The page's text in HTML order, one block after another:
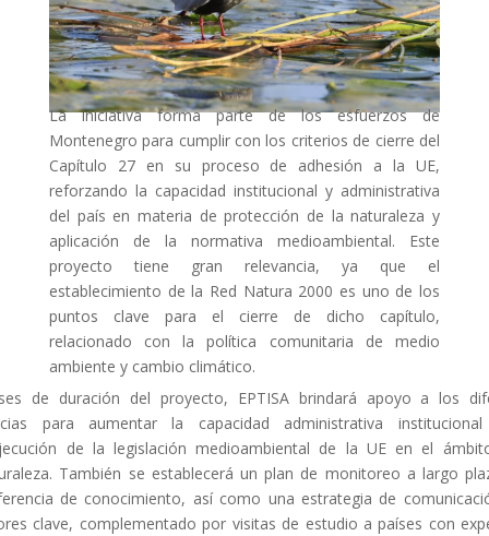
La iniciativa forma parte de los esfuerzos de
Montenegro para cumplir con los criterios de cierre del
Capítulo 27 en su proceso de adhesión a la UE,
reforzando la capacidad institucional y administrativa
del país en materia de protección de la naturaleza y
aplicación de la normativa medioambiental. Este
proyecto tiene gran relevancia, ya que el
establecimiento de la Red Natura 2000 es uno de los
puntos clave para el cierre de dicho capítulo,
relacionado con la política comunitaria de medio
ambiente y cambio climático.
de duración del proyecto, EPTISA brindará apoyo a los
para aumentar la capacidad administrativa
de la legislación medioambiental de la UE en el
También se establecerá un plan de monitoreo a largo
de conocimiento, así como una estrategia de
clave, complementado por visitas de estudio a países con